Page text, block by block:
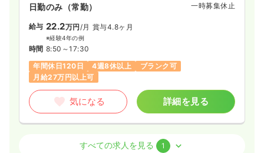
日勤のみ（常勤） 一時募集休止
給与 22.2万円 /月 賞与4.8ヶ月
※経験4年の例
時間 8:50～17:30
年間休日120日
4週8休以上
ブランク可
月給27万円以上可
気になる 詳細を見る
正看護師すべての求人を見る 1